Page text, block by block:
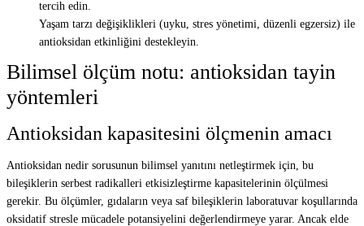
tercih edin.
Yaşam tarzı değişiklikleri (uyku, stres yönetimi, düzenli egzersiz) ile
antioksidan etkinliğini destekleyin.
Bilimsel ölçüm notu: antioksidan tayin
yöntemleri
Antioksidan kapasitesini ölçmenin amacı
Antioksidan nedir sorusunun bilimsel yanıtını netleştirmek için, bu
bileşiklerin serbest radikalleri etkisizleştirme kapasitelerinin ölçülmesi
gerekir. Bu ölçümler, gıdaların veya saf bileşiklerin laboratuvar koşullarında
oksidatif stresle mücadele potansiyelini değerlendirmeye yarar. Ancak elde